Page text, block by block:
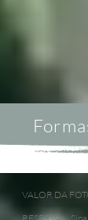
VALOR DA